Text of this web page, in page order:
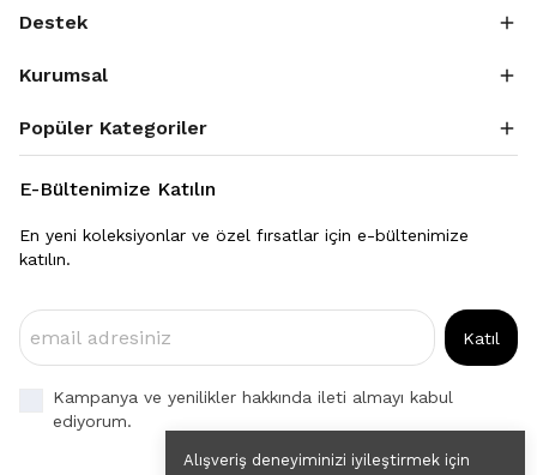
Alışveriş deneyiminizi iyileştirmek için
Destek
Kurumsal
Popüler Kategoriler
E-Bültenimize Katılın
En yeni koleksiyonlar ve özel fırsatlar için e-bültenimize
katılın.
Katıl
Kampanya ve yenilikler hakkında ileti almayı kabul
ediyorum.